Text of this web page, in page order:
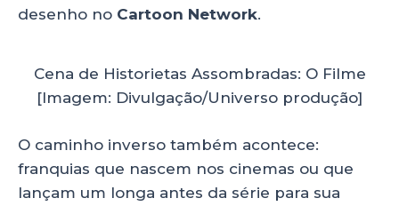
desenho no Cartoon Network.
Cena de Historietas Assombradas: O Filme
[Imagem: Divulgação/Universo produção]
O caminho inverso também acontece:
franquias que nascem nos cinemas ou que
lançam um longa antes da série para sua